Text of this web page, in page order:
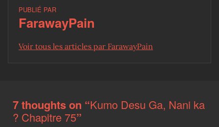
PUBLIÉ PAR
FarawayPain
Voir tous les articles par FarawayPain
7 thoughts on “Kumo Desu Ga, Nani ka
? Chapitre 75”